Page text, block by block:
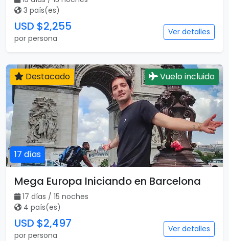
3 país(es)
USD $2,255
por persona
Ver detalles
17 días
Destacado Vuelo incluido
Mega Europa Iniciando en Barcelona
17 días / 15 noches
4 país(es)
USD $2,497
por persona
Ver detalles